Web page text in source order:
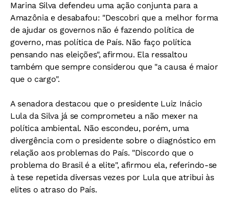
Marina Silva defendeu uma ação conjunta para a
Amazônia e desabafou: "Descobri que a melhor forma
de ajudar os governos não é fazendo política de
governo, mas política de País. Não faço política
pensando nas eleições", afirmou. Ela ressaltou
também que sempre considerou que "a causa é maior
que o cargo".
A senadora destacou que o presidente Luiz Inácio
Lula da Silva já se comprometeu a não mexer na
política ambiental. Não escondeu, porém, uma
divergência com o presidente sobre o diagnóstico em
relação aos problemas do País. "Discordo que o
problema do Brasil é a elite", afirmou ela, referindo-se
à tese repetida diversas vezes por Lula que atribui às
elites o atraso do País.